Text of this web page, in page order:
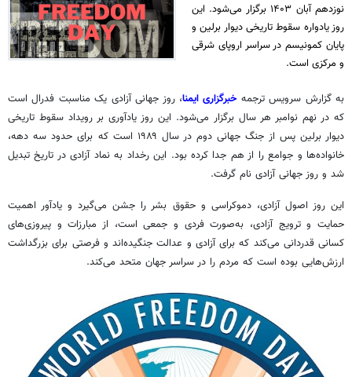
نوزدهم آبان ۱۴۰۳ برگزار می‌شود. این
روز یادواره سقوط تاریخی دیوار برلین و
پایان کمونیسم در سراسر اروپای شرقی
و مرکزی است.
به گزارش سرویس ترجمه خبرگزاری ایمنا، روز جهانی آزادی یک مناسبت فدرال است
که در نهم نوامبر هر سال برگزار می‌شود. این روز یادآوری بر رویداد سقوط تاریخی
دیوار برلین پس از جنگ جهانی دوم در سال ۱۹۸۹ است که برای حدود سه دهه،
خانواده‌ها و جوامع را از هم جدا کرده بود. این رخداد به نماد آزادی در تاریخ تبدیل
شد و روز جهانی آزادی نام گرفت.
این روز اصول آزادی، دموکراسی و حقوق بشر را جشن می‌گیرد و یادآور اهمیت
حمایت و ترویج آزادی، به‌صورت فردی و جمعی است، از مبارزات و پیروزی‌های
کسانی قدردانی می‌کند که برای آزادی و عدالت جنگیده‌اند و فرصتی برای بزرگداشت
ارزش‌هایی بوده است که مردم را در سراسر جهان متحد می‌کند.